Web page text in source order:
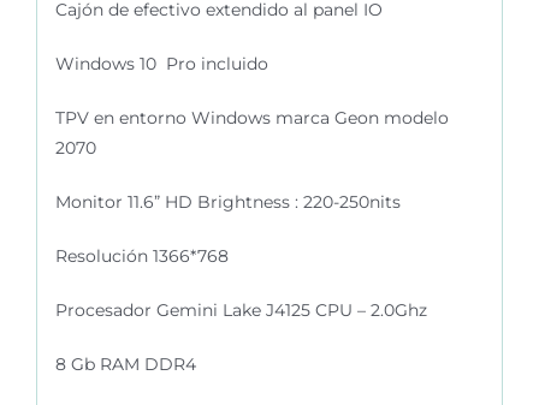
Cajón de efectivo extendido al panel IO
Windows 10 Pro incluido
TPV en entorno Windows marca Geon modelo
2070
Monitor 11.6” HD Brightness : 220-250nits
Resolución 1366*768
Procesador Gemini Lake J4125 CPU – 2.0Ghz
8 Gb RAM DDR4